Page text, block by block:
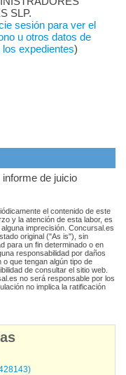
SLP.
sesión para ver el
u otros datos de
los expedientes)
de juicio
el contenido de este
y la atención de esta labor, es
imprecisión. Concursal.es
original ("As is"), sin
para un fin determinado o en
responsabilidad por daños
que tengan algún tipo de
de consultar el sitio web.
no será responsable por los
no implica la ratificación